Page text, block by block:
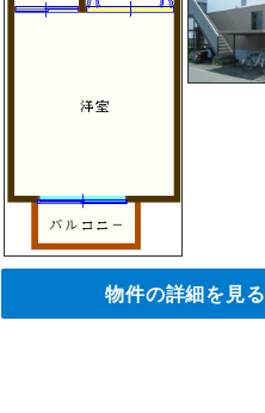
物件の詳細を見る